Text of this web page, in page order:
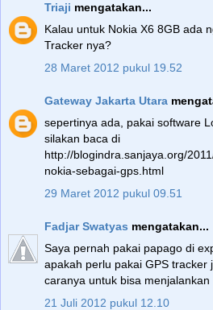
Triaji mengatakan...
Kalau untuk Nokia X6 8GB ada
Tracker nya?
28 Maret 2012 pukul 19.52
Gateway Jakarta Utara
sepertinya ada, pakai software
silakan baca di
http://blogindra.sanjaya.org/
nokia-sebagai-gps.html
29 Maret 2012 pukul 09.51
Fadjar Swatyas mengatakan...
Saya pernah pakai papago di
apakah perlu pakai GPS tracker
caranya untuk bisa
21 Juli 2012 pukul 12.10